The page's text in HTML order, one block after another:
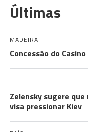
Últimas
MADEIRA
Concessão do
Zelensky sugere
visa pressionar Kiev